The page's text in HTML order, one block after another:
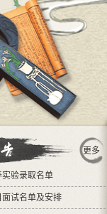
更多
实验录取名单
面试名单及安排